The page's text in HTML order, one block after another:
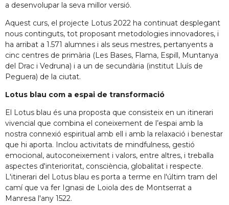
a desenvolupar la seva millor versió.
Aquest curs, el projecte Lotus 2022 ha continuat desplegant
nous continguts, tot proposant metodologies innovadores, i
ha arribat a 1.571 alumnes i als seus mestres, pertanyents a
cinc centres de primària (Les Bases, Flama, Espill, Muntanya
del Drac i Vedruna) i a un de secundària (institut Lluís de
Peguera) de la ciutat.
Lotus blau com a espai de transformació
El Lotus blau és una proposta que consisteix en un itinerari
vivencial que combina el coneixement de l’espai amb la
nostra connexió espiritual amb ell i amb la relaxació i benestar
que hi aporta. Inclou activitats de mindfulness, gestió
emocional, autoconeixement i valors, entre altres, i treballa
aspectes d'interioritat, consciència, globalitat i respecte.
L'itinerari del Lotus blau es porta a terme en l'últim tram del
camí que va fer Ignasi de Loiola des de Montserrat a
Manresa l'any 1522.